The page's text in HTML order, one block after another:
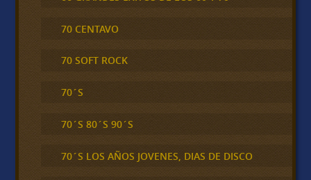
70 CENTAVO
70 SOFT ROCK
70´S
70´S 80´S 90´S
70´S LOS AÑOS JOVENES, DIAS DE DISCO